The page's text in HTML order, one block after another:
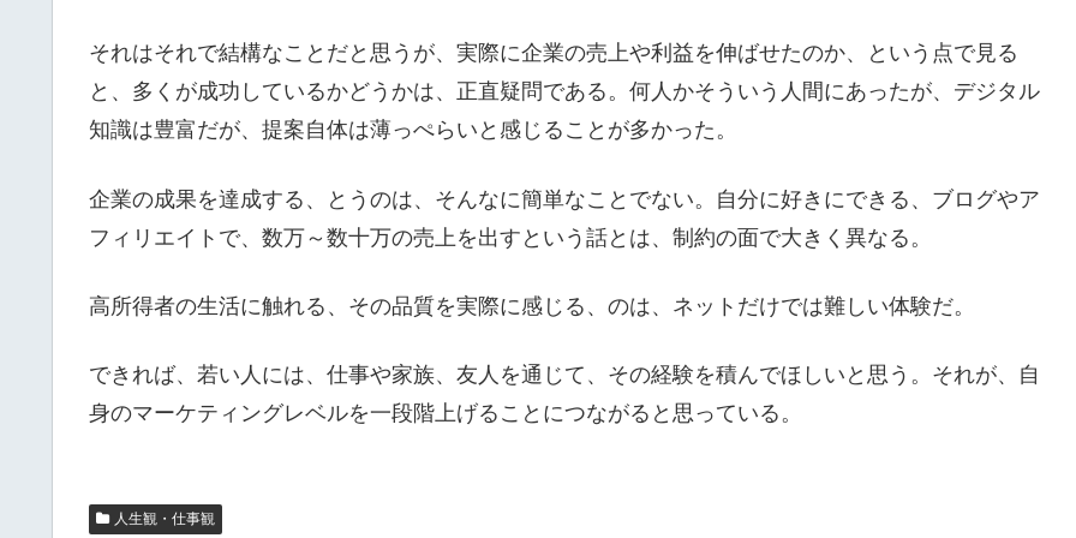
それはそれで結構なことだと思うが、実際に企業の売上や利益を伸ばせたのか、という点で見る
と、多くが成功しているかどうかは、正直疑問である。何人かそういう人間にあったが、デジタル
知識は豊富だが、提案自体は薄っぺらいと感じることが多かった。
企業の成果を達成する、とうのは、そんなに簡単なことでない。自分に好きにできる、ブログやア
フィリエイトで、数万～数十万の売上を出すという話とは、制約の面で大きく異なる。
高所得者の生活に触れる、その品質を実際に感じる、のは、ネットだけでは難しい体験だ。
できれば、若い人には、仕事や家族、友人を通じて、その経験を積んでほしいと思う。それが、自
身のマーケティングレベルを一段階上げることにつながると思っている。
人生観・仕事観